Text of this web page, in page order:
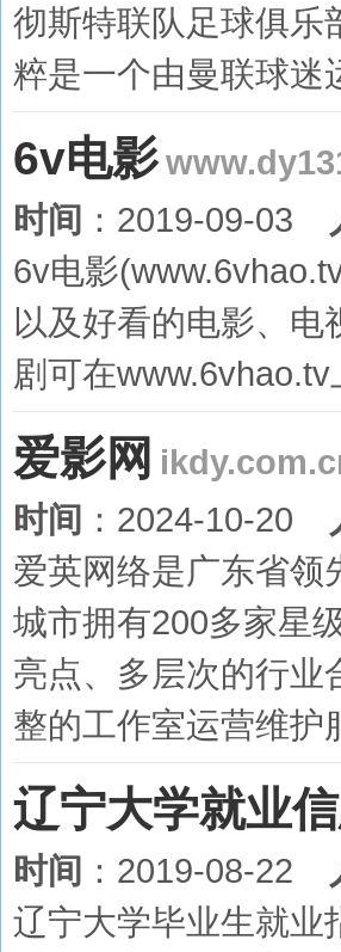
彻斯特联队足球俱乐
粹是一个由曼联球迷
6v电影
时间 ：2019-09-03
6v电影
以及好看的电影、
剧可在www.6vhao.tv
爱影网
时间 ：2024-10-20
爱英网络是广东省领
城市拥有200多家星
亮点、多层次的行业
整的工作室运营维护
辽宁大学就业
时间 ：2019-08-22
辽宁大学毕业生就业